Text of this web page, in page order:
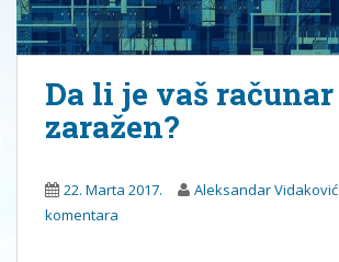
Da li je vaš računar
zaražen?
22. Marta 2017. Aleksandar Vidaković
komentara